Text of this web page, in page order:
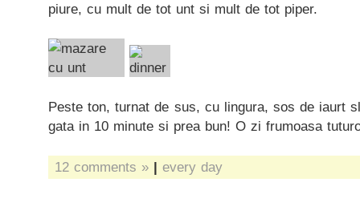
piure, cu mult de tot unt si mult de tot piper.
Peste ton, turnat de sus, cu lingura, sos de iaurt
gata in 10 minute si prea bun! O zi frumoasa
12 comments » | every day